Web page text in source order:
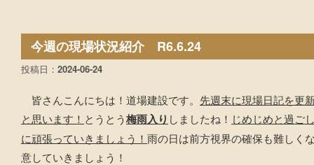
今週の現場状況紹介 R6.6.24
投稿日： 2024-06-24
皆さんこんにちは！道場建設です。 先週末に現場日記を更
と思います！ とうとう梅雨入り しましたね！ じめじめと過ご
に頑張っていきましょう！ 雨の日は前方視界の確保も難しく
意していきましょう！